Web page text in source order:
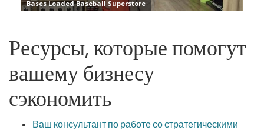
Ресурсы, которые помогут
вашему бизнесу
сэкономить
Ваш консультант по работе со стратегическими